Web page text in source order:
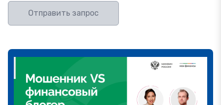
Отправить запрос